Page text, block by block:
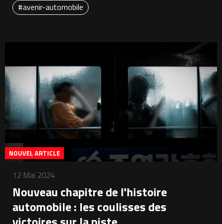
#avenir-automobile
NOUVEL ARTICLE
12 Mai 2024
Nouveau chapitre de l'histoire
automobile : les coulisses des